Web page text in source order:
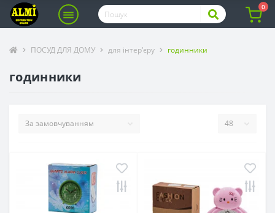
0
ПОСУД ДЛЯ ДОМУ для інтер'єру годинники
годинники